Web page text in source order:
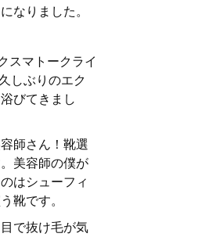
なりました。
スマトークライ
しぶりのエク
びてきまし
師さん！靴選
美容師の僕が
はシューフィ
靴です。
で抜け毛が気